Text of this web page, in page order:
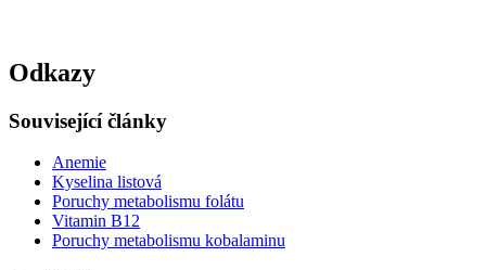
Odkazy
Související články
Anemie
Kyselina listová
Poruchy metabolismu folátu
Vitamin B12
Poruchy metabolismu kobalaminu